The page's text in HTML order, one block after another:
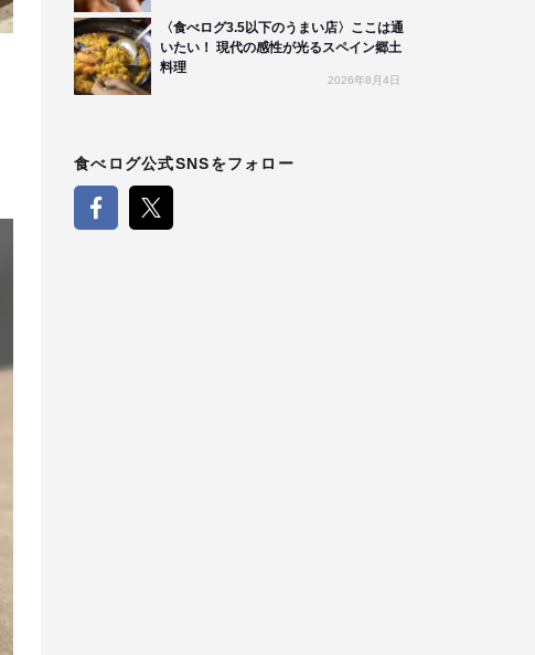
〈食べログ3.5以下のうまい店〉ここは通
いたい！ 現代の感性が光るスペイン郷土
料理
2026年8月4日
食べログ公式SNSをフォロー